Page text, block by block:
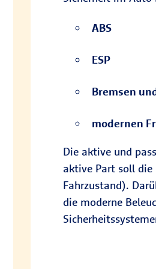
ABS
ESP
Bremsen
modernen
Die aktive und
aktive Part soll
Fahrzustand).
die moderne